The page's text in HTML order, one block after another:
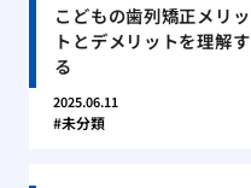
こどもの歯列矯正メリッ
トとデメリットを理解す
る
2025.06.11
未分類